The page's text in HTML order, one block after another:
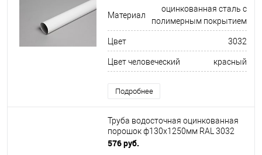
Материал
оцинкованная сталь с
полимерным покрытием
Цвет 3032
Цвет человеческий красный
Подробнее
Труба водосточная оцинкованная
порошок ф130х1250мм RAL 3032
576 руб.